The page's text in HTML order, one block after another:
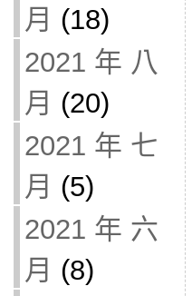
月 (18)
2021 年 八
月 (20)
2021 年 七
月 (5)
2021 年 六
月 (8)